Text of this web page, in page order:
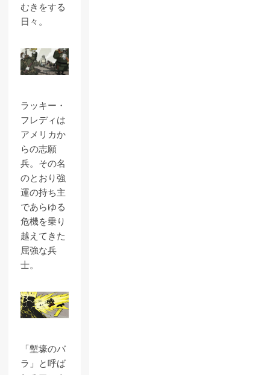
むきをする
日々。
ラッキー・
フレディは
アメリカか
らの志願
兵。その名
のとおり強
運の持ち主
であらゆる
危機を乗り
越えてきた
屈強な兵
士。
「塹壕のバ
ラ」と呼ば